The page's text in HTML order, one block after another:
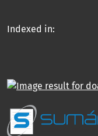
Indexed in: